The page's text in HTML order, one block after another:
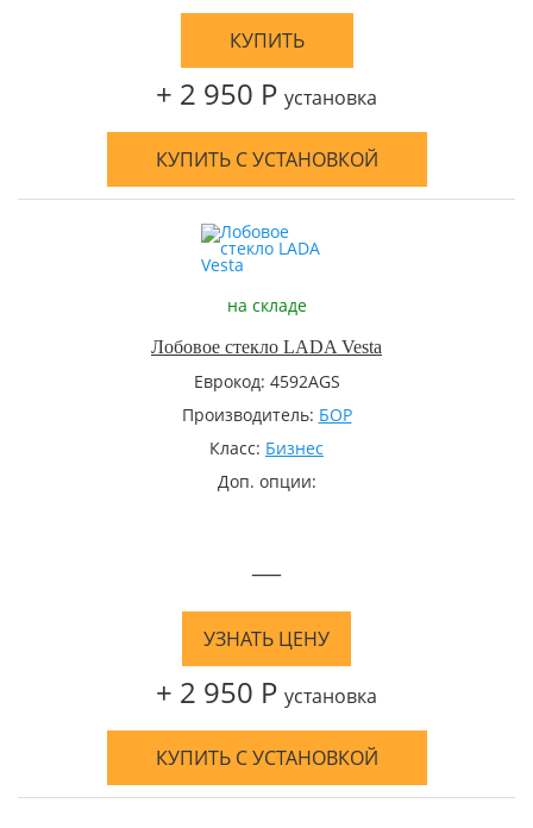
КУПИТЬ
+ 2 950 Р установка
КУПИТЬ С УСТАНОВКОЙ
на складе
Лобовое стекло LADA Vesta
Еврокод: 4592AGS
Производитель: БОР
Класс: Бизнес
Доп. опции:
—
УЗНАТЬ ЦЕНУ
+ 2 950 Р установка
КУПИТЬ С УСТАНОВКОЙ